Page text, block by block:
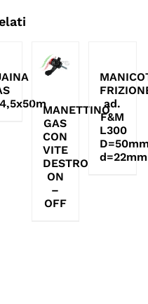
MANETTINO
GAS
CON
VITE
DESTRO
ON
–
OFF
ad.
F&M
L300
D=50mm
d=22mm